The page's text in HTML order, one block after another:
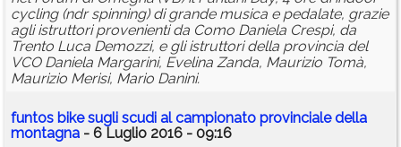
cycling (ndr spinning) di grande musica e pedalate, grazie
agli istruttori provenienti da Como Daniela Crespi, da
Trento Luca Demozzi, e gli istruttori della provincia del
VCO Daniela Margarini, Evelina Zanda, Maurizio Tomà,
Maurizio Merisi, Mario Danini.
funtos bikesugli scudi al campionato provinciale della
montagna - 6 Luglio 2016 - 09:16